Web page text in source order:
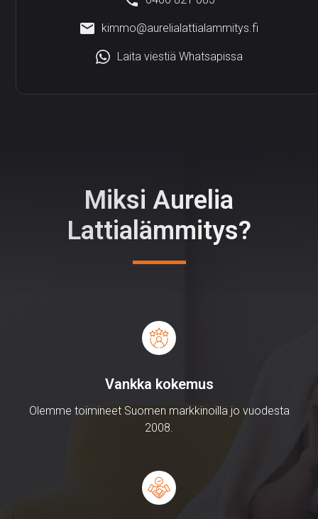
kimmo@aurelialattialammitys.fi
Laita viestiä Whatsapissa
Miksi Aurelia
Lattialämmitys?
Vankka kokemus
Olemme toimineet Suomen markkinoilla jo vuodesta
2008.